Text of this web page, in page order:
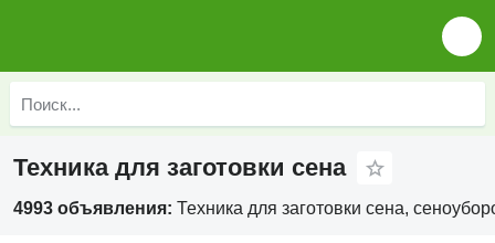
Техника для заготовки сена
4993 объявления: Техника для заготовки сена,